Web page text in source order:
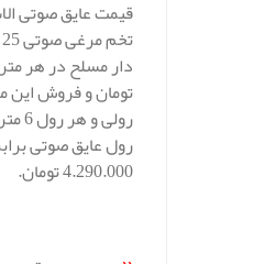
قیمت عایق صوتی
تومان و فروش
رول عایق صوتی
4.290.000 تومان.